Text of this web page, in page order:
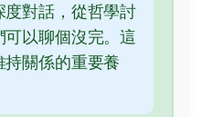
對話，從哲學討
以聊個沒完。這
關係的重要養